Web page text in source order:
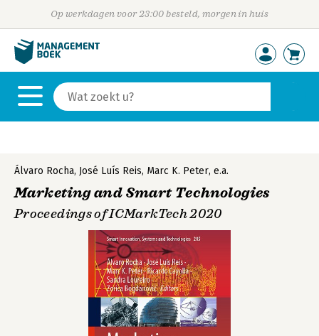
Op werkdagen voor 23:00 besteld, morgen in huis
Álvaro Rocha, José Luís Reis, Marc K. Peter, e.a.
Marketing and Smart Technologies
Proceedings of ICMarkTech 2020